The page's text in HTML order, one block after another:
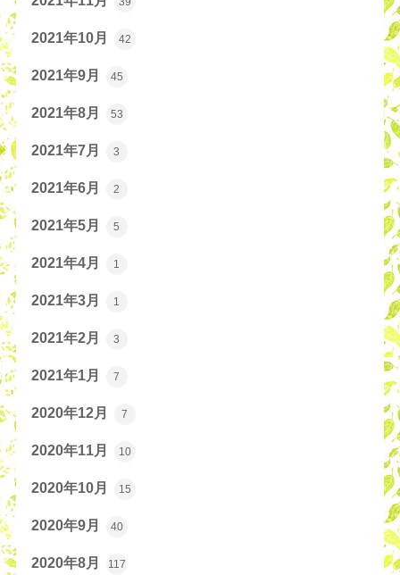
2021年10月 42
2021年9月 45
2021年8月 53
2021年7月 3
2021年6月 2
2021年5月 5
2021年4月 1
2021年3月 1
2021年2月 3
2021年1月 7
2020年12月 7
2020年11月 10
2020年10月 15
2020年9月 40
2020年8月 117